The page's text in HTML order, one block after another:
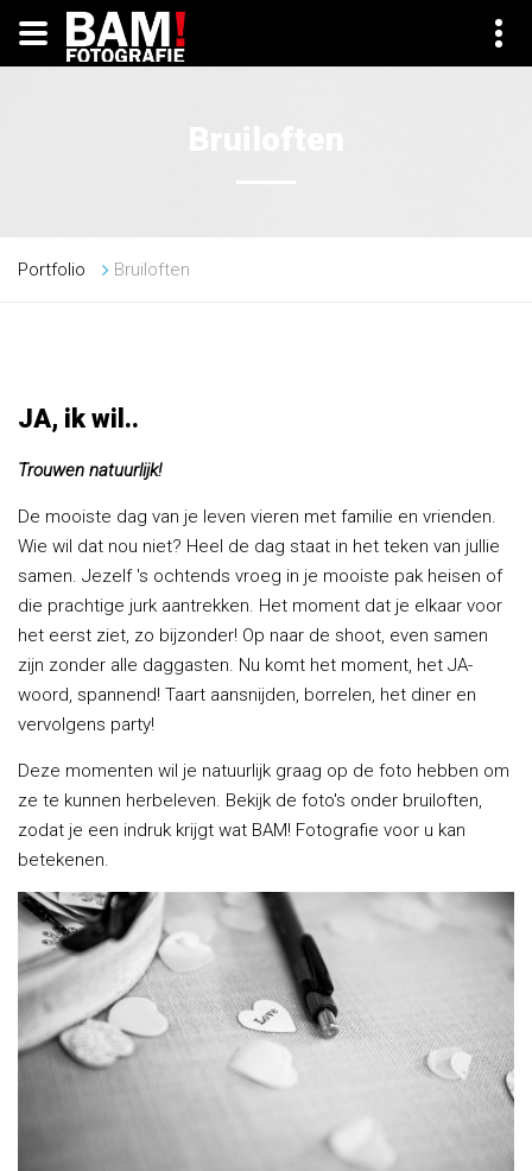
Portfolio Bruiloften
JA, ik wil..
Trouwen natuurlijk!
De mooiste dag van je leven vieren met familie en vrienden.
Wie wil dat nou niet? Heel de dag staat in het teken van jullie
samen. Jezelf 's ochtends vroeg in je mooiste pak heisen of
die prachtige jurk aantrekken. Het moment dat je elkaar voor
het eerst ziet, zo bijzonder! Op naar de shoot, even samen
zijn zonder alle daggasten. Nu komt het moment, het JA-
woord, spannend! Taart aansnijden, borrelen, het diner en
vervolgens party!
Deze momenten wil je natuurlijk graag op de foto hebben om
ze te kunnen herbeleven. Bekijk de foto's onder bruiloften,
zodat je een indruk krijgt wat BAM! Fotografie voor u kan
betekenen.